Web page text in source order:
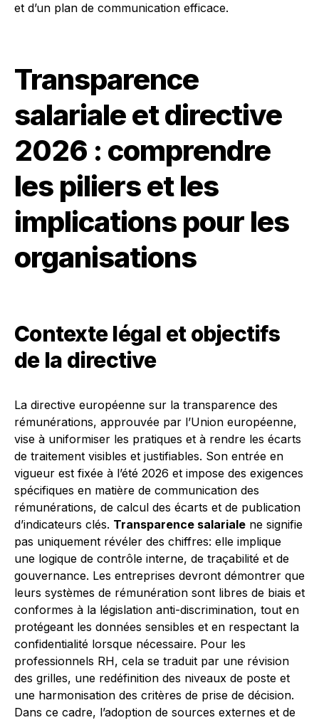
et d’un plan de communication efficace.
Transparence
salariale et directive
2026 : comprendre
les piliers et les
implications pour les
organisations
Contexte légal et objectifs
de la directive
La directive européenne sur la transparence des
rémunérations, approuvée par l’Union européenne,
vise à uniformiser les pratiques et à rendre les écarts
de traitement visibles et justifiables. Son entrée en
vigueur est fixée à l’été 2026 et impose des exigences
spécifiques en matière de communication des
rémunérations, de calcul des écarts et de publication
d’indicateurs clés. Transparence salariale ne signifie
pas uniquement révéler des chiffres: elle implique
une logique de contrôle interne, de traçabilité et de
gouvernance. Les entreprises devront démontrer que
leurs systèmes de rémunération sont libres de biais et
conformes à la législation anti-discrimination, tout en
protégeant les données sensibles et en respectant la
confidentialité lorsque nécessaire. Pour les
professionnels RH, cela se traduit par une révision
des grilles, une redéfinition des niveaux de poste et
une harmonisation des critères de prise de décision.
Dans ce cadre, l’adoption de sources externes et de